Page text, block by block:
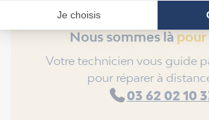
Nous sommes là pour
Votre technicien vous guide
pour réparer à
03 62 02 10